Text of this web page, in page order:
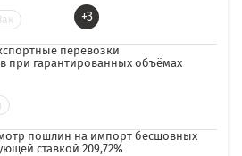
+3
перевозки
при гарантированных объёмах
пошлин на импорт бесшовных
ставкой 209,72%